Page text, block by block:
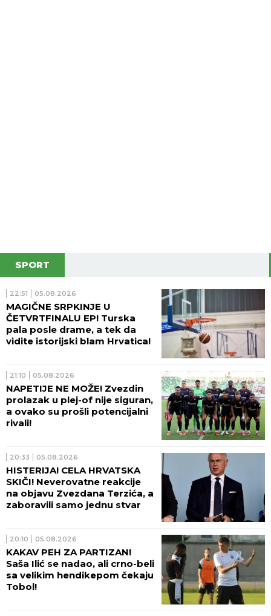
SPORT
22:51 05.08.2026
MAGIČNE SRPKINJE U
ČETVRTFINALU EP! Turska
pala posle drame, a tek da
vidite istorijski blam Hrvatica!
21:10 05.08.2026
NAPETIJE NE MOŽE! Zvezdin
prolazak u plej-of nije siguran,
a ovako su prošli potencijalni
rivali!
20:33 05.08.2026
HISTERIJA! CELA HRVATSKA
SKIČI! Neverovatne reakcije
na objavu Zvezdana Terzića, a
zaboravili samo jednu stvar
20:10 05.08.2026
KAKAV PEH ZA PARTIZAN!
Saša Ilić se nadao, ali crno-beli
sa velikim hendikepom čekaju
Tobol!